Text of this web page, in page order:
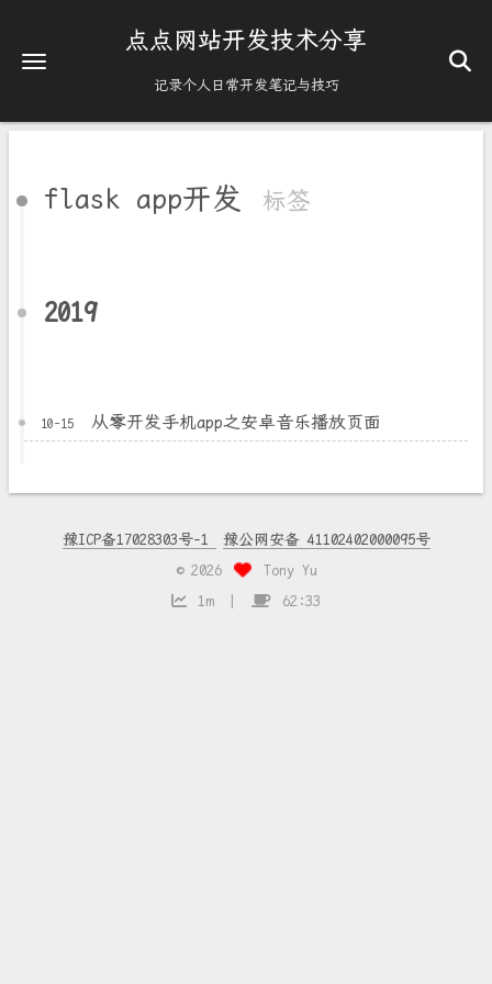
点点网站开发技术分享
记录个人日常开发笔记与技巧
flask app开发 标签
2019
10-15 从零开发手机app之安卓音乐播放页面
豫ICP备17028303号-1
豫公网安备 41102402000095号
© 2026
Tony Yu
1m
62:33